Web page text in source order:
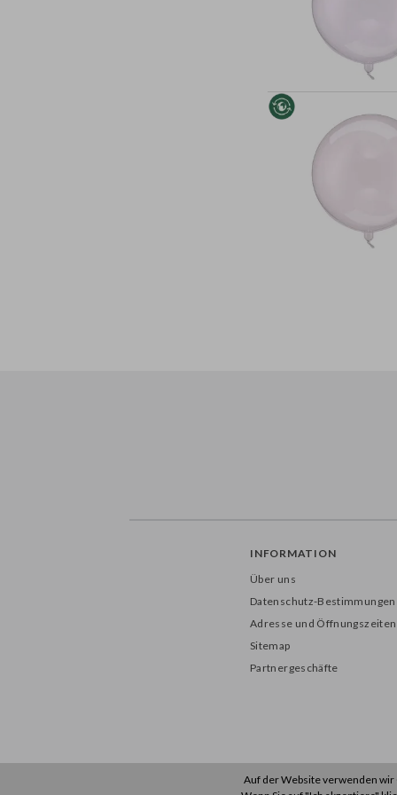
INFORMATION
Über uns
Datenschutz-Bestimmungen
Adresse und Öffnungszeiten
Sitemap
Partnergeschäfte
Auf der Website verwenden